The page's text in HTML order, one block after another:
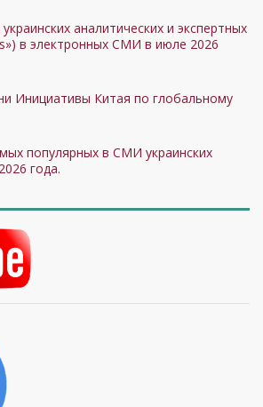
аналитических и экспертных
в электронных СМИ в июле 2026
Инициативы Китая по глобальному
популярных в СМИ украинских
года.